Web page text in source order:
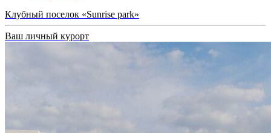
Клубный поселок «Sunrise park»
Ваш личный курорт